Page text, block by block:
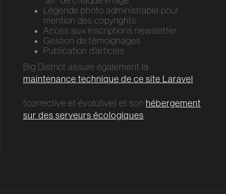
Légende photo administrable pour
mention des copyrights
Accès aux inscriptions newsletter
Gestion de témoignages
Publication d’articles
Big District assure également la
maintenance technique de ce site Laravel
(corrective et évolutive) et son hébergement
sur des serveurs écologiques